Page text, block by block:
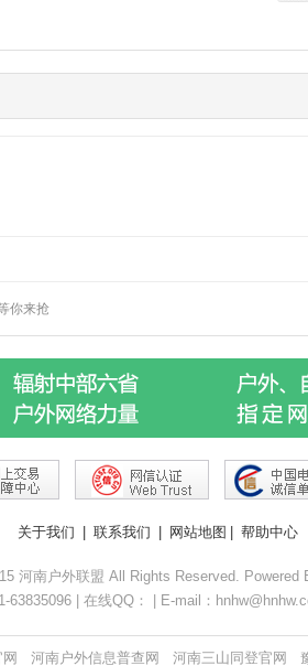
关于我们 联系我们 网站地图 帮助中心
河南户外联盟 All Rights Reserved. Powered
63835096 | 在线QQ： | E-mail：
河南户外信息普查网 河南三山同登官网